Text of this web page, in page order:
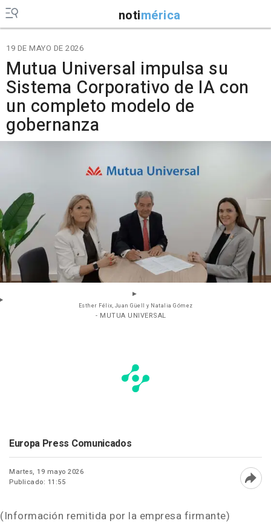
notimérica
19 DE MAYO DE 2026
Mutua Universal impulsa su
Sistema Corporativo de IA con
un completo modelo de
gobernanza
Esther Félix, Juan Güell y Natalia Gómez
- MUTUA UNIVERSAL
Europa Press Comunicados
Martes, 19 mayo 2026
Publicado: 11:55
(Información remitida por la empresa firmante)